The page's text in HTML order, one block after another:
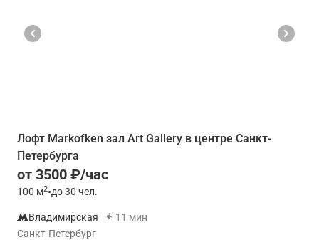
Лофт Markofken зал Art Gallery в центре Санкт-
Петербурга
от 3500 ₽/час
100 м2•до 30 чел.
Владимирская
11 мин
Санкт-Петербург